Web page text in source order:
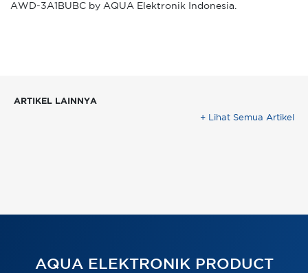
AWD-3A1BUBC by AQUA Elektronik Indonesia.
ARTIKEL LAINNYA
+ Lihat Semua Artikel
AQUA ELEKTRONIK PRODUCT